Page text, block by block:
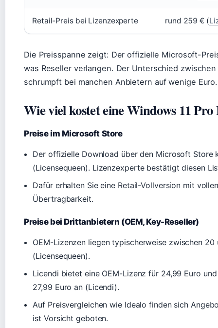
Retail-Preis bei Lizenzexperte rund 259 € (
Die Preisspanne zeigt: Der offizielle Microsoft-
was Reseller verlangen. Der Unterschied zwischen
schrumpft bei manchen Anbietern auf wenige Euro.
Wie viel kostet eine Windows 11 Pro
Preise im Microsoft Store
Der offizielle Download über den Microsoft Store
(Licensequeen). Lizenzexperte bestätigt diesen
Dafür erhalten Sie eine Retail-Vollversion mit
Übertragbarkeit.
Preise bei Drittanbietern (OEM, Key-Reseller)
OEM-Lizenzen liegen typischerweise zwischen 20
(Licensequeen).
Licendi bietet eine OEM-Lizenz für 24,99 Euro
27,99 Euro an (Licendi).
Auf Preisvergleichen wie Idealo finden sich
ist Vorsicht geboten.